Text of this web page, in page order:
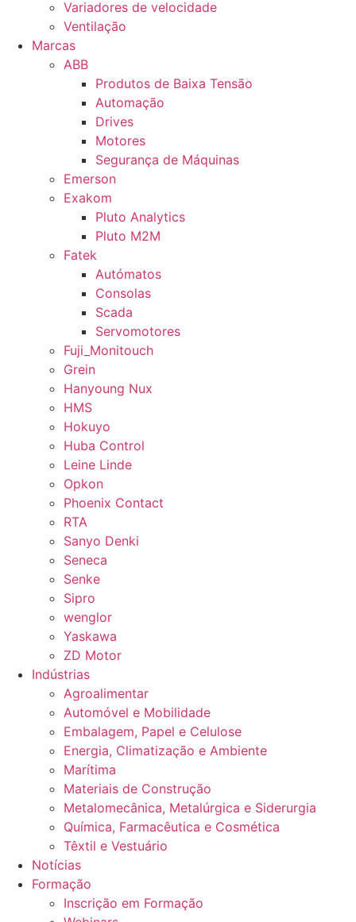
Variadores de velocidade
Ventilação
Marcas
ABB
Produtos de Baixa Tensão
Automação
Drives
Motores
Segurança de Máquinas
Emerson
Exakom
Pluto Analytics
Pluto M2M
Fatek
Autómatos
Consolas
Scada
Servomotores
Fuji_Monitouch
Grein
Hanyoung Nux
HMS
Hokuyo
Huba Control
Leine Linde
Opkon
Phoenix Contact
RTA
Sanyo Denki
Seneca
Senke
Sipro
wenglor
Yaskawa
ZD Motor
Indústrias
Agroalimentar
Automóvel e Mobilidade
Embalagem, Papel e Celulose
Energia, Climatização e Ambiente
Marítima
Materiais de Construção
Metalomecânica, Metalúrgica e Siderurgia
Química, Farmacêutica e Cosmética
Têxtil e Vestuário
Notícias
Formação
Inscrição em Formação